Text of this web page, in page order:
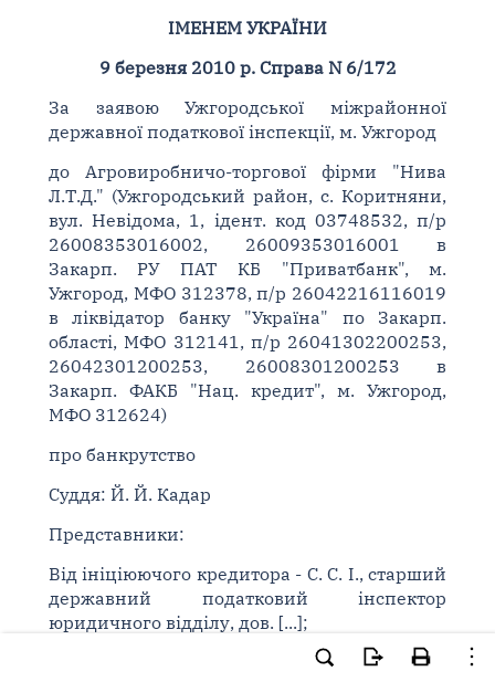
ІМЕНЕМ УКРАЇНИ
9 березня 2010 р. Справа N 6/172
За заявою Ужгородської міжрайонної
державної податкової інспекції, м. Ужгород
до Агровиробничо-торгової фірми "Нива
Л.Т.Д." (Ужгородський район, с. Коритняни,
вул. Невідома, 1, ідент. код 03748532, п/р
26008353016002, 26009353016001 в
Закарп. РУ ПАТ КБ "Приватбанк", м.
Ужгород, МФО 312378, п/р 26042216116019
в ліквідатор банку "Україна" по Закарп.
області, МФО 312141, п/р 26041302200253,
26042301200253, 26008301200253 в
Закарп. ФАКБ "Нац. кредит", м. Ужгород,
МФО 312624)
про банкрутство
Суддя: Й. Й. Кадар
Представники:
Від ініціюючого кредитора - С. С. І., старший
державний податковий інспектор
юридичного відділу, дов. [...];
Розпорядник майна - Р. А. А., арбітражний